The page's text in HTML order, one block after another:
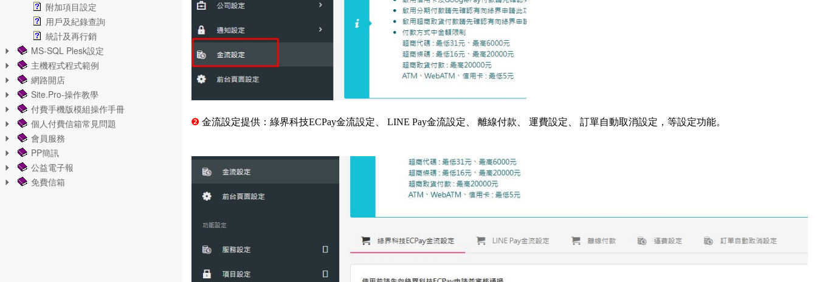
附加項目設定
用戶及紀錄查詢
統計及再行銷
MS-SQL Plesk設定
主機程式程式範例
網路開店
Site.Pro-操作教學
付費手機版模組操作手冊
個人付費信箱常見問題
會員服務
PP簡訊
公益電子報
免費信箱
❷ 金流設定提供：綠界科技ECPay金流設定、 LINE Pay金流設定、 離線付款、 運費設定、 訂單自動取消設定，等設定功能。